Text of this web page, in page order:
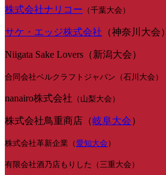
株式会社ナリコー （千葉大会）
サケ・エッジ株式会社 （神奈川大会）
Niigata Sake Lovers（新潟大会）
合同会社ベルクラフトジャパン（石川大会）
nanairo株式会社 （山梨大会）
株式会社鳥重商店（岐阜大会）
株式会社革新企業（愛知大会 ）
有限会社酒乃店もりした（三重大会）